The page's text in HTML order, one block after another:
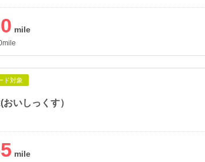
ド対象
いしっくす）